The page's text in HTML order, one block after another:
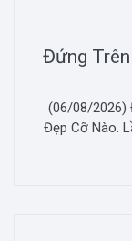
Đứng
(06/08/2026)
Đẹp Cỡ Nào.